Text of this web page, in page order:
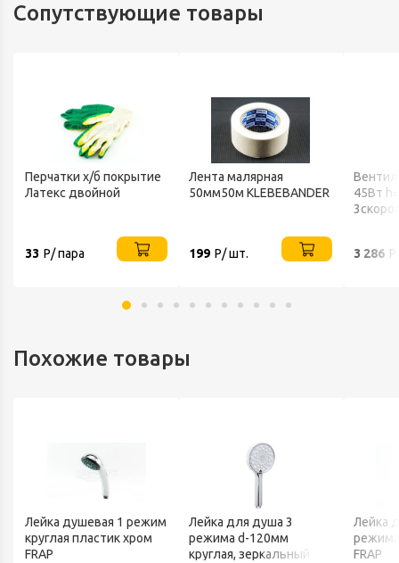
Сопутствующие товары
Перчатки х/б покрытие
Латекс двойной
33 Р/ пара
Лента малярная
50мм50м KLEBEBANDER
199 Р/ шт.
45Вт
3 286
Похожие товары
Лейка душевая 1 режим
круглая пластик хром
FRAP
Лейка для душа 3
режима d-120мм
круглая, зеркальный
Лейка
FRAP